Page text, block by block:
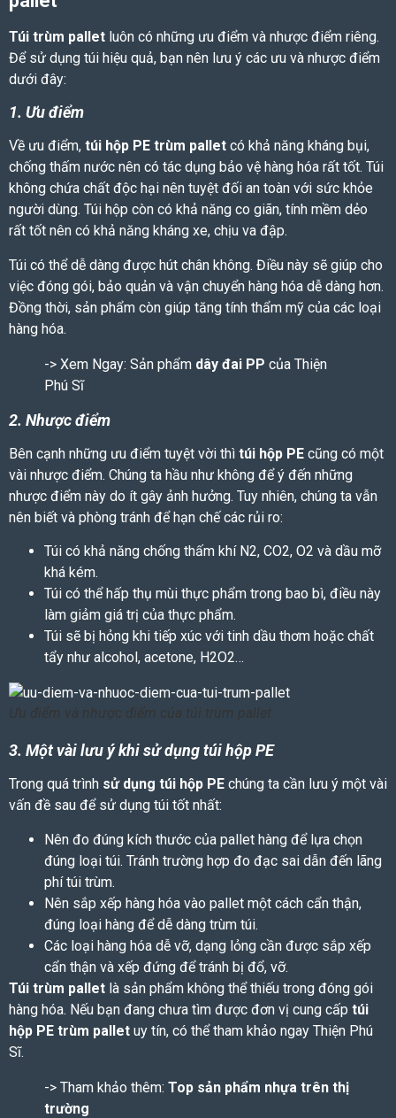
Túi trùm pallet luôn có những ưu điểm và nhược điểm riêng.
Để sử dụng túi hiệu quả, bạn nên lưu ý các ưu và nhược điểm
dưới đây:
1. Ưu điểm
Về ưu điểm, túi hộp PE trùm pallet có khả năng kháng bụi,
chống thấm nước nên có tác dụng bảo vệ hàng hóa rất tốt. Túi
không chứa chất độc hại nên tuyệt đối an toàn với sức khỏe
người dùng. Túi hộp còn có khả năng co giãn, tính mềm dẻo
rất tốt nên có khả năng kháng xe, chịu va đập.
Túi có thể dễ dàng được hút chân không. Điều này sẽ giúp cho
việc đóng gói, bảo quản và vận chuyển hàng hóa dễ dàng hơn.
Đồng thời, sản phẩm còn giúp tăng tính thẩm mỹ của các loại
hàng hóa.
-> Xem Ngay: Sản phẩm dây đai PP của Thiện
Phú Sĩ
2. Nhược điểm
Bên cạnh những ưu điểm tuyệt vời thì túi hộp PE cũng có một
vài nhược điểm. Chúng ta hầu như không để ý đến những
nhược điểm này do ít gây ảnh hưởng. Tuy nhiên, chúng ta vẫn
nên biết và phòng tránh để hạn chế các rủi ro:
Túi có khả năng chống thấm khí N2, CO2, O2 và dầu mỡ
khá kém.
Túi có thể hấp thụ mùi thực phẩm trong bao bì, điều này
làm giảm giá trị của thực phẩm.
Túi sẽ bị hỏng khi tiếp xúc với tinh dầu thơm hoặc chất
tẩy như alcohol, acetone, H2O2…
Ưu điểm và nhược điểm của túi trùm pallet
3. Một vài lưu ý khi sử dụng túi hộp PE
Trong quá trình sử dụng túi hộp PE chúng ta cần lưu ý một vài
vấn đề sau để sử dụng túi tốt nhất:
Nên đo đúng kích thước của pallet hàng để lựa chọn
đúng loại túi. Tránh trường hợp đo đạc sai dẫn đến lãng
phí túi trùm.
Nên sắp xếp hàng hóa vào pallet một cách cẩn thận,
đúng loại hàng để dễ dàng trùm túi.
Các loại hàng hóa dễ vỡ, dạng lỏng cần được sắp xếp
cẩn thận và xếp đứng để tránh bị đổ, vỡ.
Túi trùm pallet là sản phẩm không thể thiếu trong đóng gói
hàng hóa. Nếu bạn đang chưa tìm được đơn vị cung cấp túi
hộp PE trùm pallet uy tín, có thể tham khảo ngay Thiện Phú
Sĩ.
-> Tham khảo thêm: Top sản phẩm nhựa trên thị
trường